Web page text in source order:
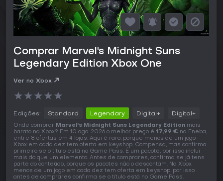
Comprar Marvel's Midnight Suns
Legendary Edition Xbox One
Ver no Xbox
★★★★★
Edições: Standard Legendary Digital+ Digital+
Onde comprar Marvel's Midnight Suns Legendary Edition mais
barato na Xbox? Em 10 ago. 2026 o melhor preço é 17,99 € na Eneba,
entre 8 ofertas em 4 lojas. Aqui é raro, porque menos de um jogo
Xbox em cada dez tem oferta em keyshop. Compensa, mas confirma
primeiro se o título está no Game Pass. É um pacote, por isso inclui
mais do que um elemento. Antes de comprares, confirma se já tens
parte do conteúdo, porque os pacotes não o descontam. Na Xbox
menos de um jogo em cada dez tem oferta em keyshop, por isso
antes de comprares confirma se o título está no Game Pass.